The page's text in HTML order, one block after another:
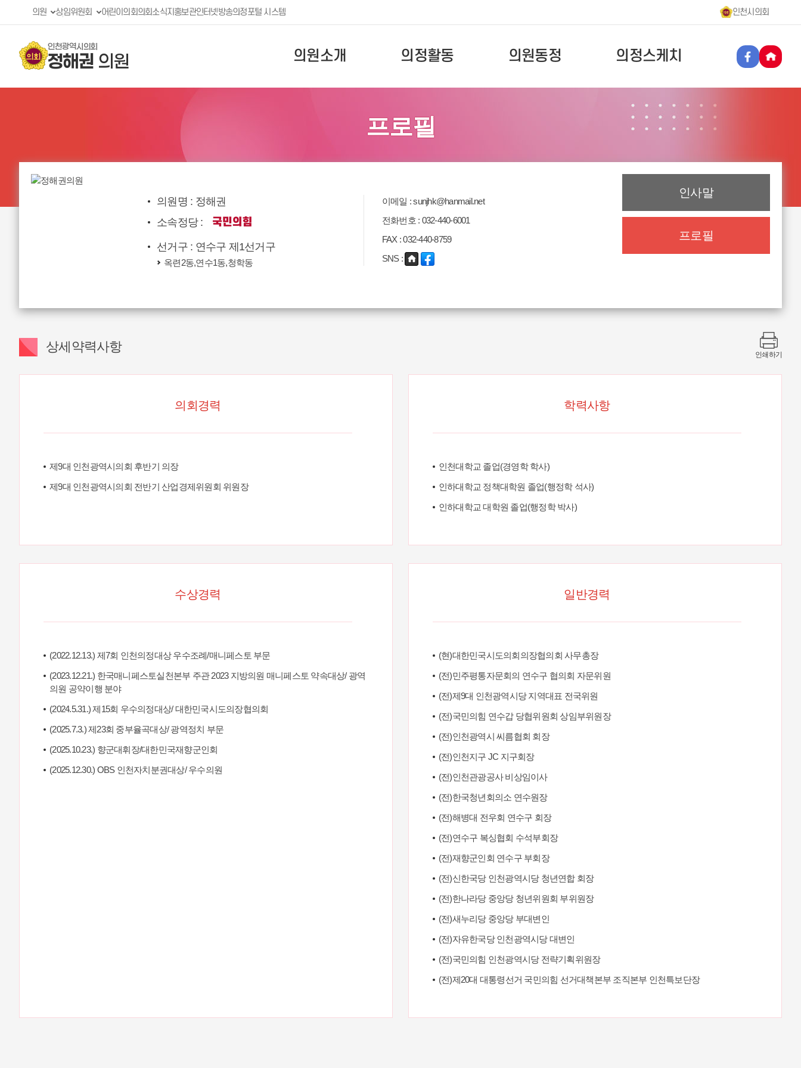
의원 상임위원회 어린이의회의회소식지 홍보관인터넷방송의정포털 시스템 인천시의회
인천광역시의회
정해권 의원 의원소개 의정활동 의원동정 의정스케치
프로필
의원명 : 정해권
소속정당 :
선거구 : 연수구 제1선거구
옥련2동,연수1동,청학동
이메일 : sunjhk@hanmail.net
전화번호 : 032-440-6001
FAX : 032-440-8759
SNS :
인사말
프로필
상세약력사항
인쇄하기
의회경력
제9대 인천광역시의회 후반기 의장
제9대 인천광역시의회 전반기 산업경제위원회 위원장
학력사항
인천대학교 졸업(경영학 학사)
인하대학교 정책대학원 졸업(행정학 석사)
인하대학교 대학원 졸업(행정학 박사)
수상경력
(2022.12.13.) 제7회 인천의정대상 우수조례/매니페스토 부문
(2023.12.21.) 한국매니페스토실천본부 주관 2023 지방의원 매니페스토 약속대상/ 광역
의원 공약이행 분야
(2024.5.31.) 제15회 우수의정대상/ 대한민국시도의장협의회
(2025.7.3.) 제23회 중부율곡대상/ 광역정치 부문
(2025.10.23.) 향군대휘장/대한민국재향군인회
(2025.12.30.) OBS 인천자치분권대상/ 우수의원
일반경력
(현)대한민국시도의회의장협의회 사무총장
(전)민주평통자문회의 연수구 협의회 자문위원
(전)제9대 인천광역시당 지역대표 전국위원
(전)국민의힘 연수갑 당협위원회 상임부위원장
(전)인천광역시 씨름협회 회장
(전)인천지구 JC 지구회장
(전)인천관광공사 비상임이사
(전)한국청년회의소 연수원장
(전)해병대 전우회 연수구 회장
(전)연수구 복싱협회 수석부회장
(전)재향군인회 연수구 부회장
(전)신한국당 인천광역시당 청년연합 회장
(전)한나라당 중앙당 청년위원회 부위원장
(전)새누리당 중앙당 부대변인
(전)자유한국당 인천광역시당 대변인
(전)국민의힘 인천광역시당 전략기획위원장
(전)제20대 대통령선거 국민의힘 선거대책본부 조직본부 인천특보단장